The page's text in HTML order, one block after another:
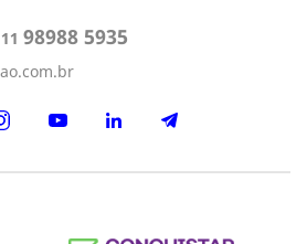
11 98988 5935